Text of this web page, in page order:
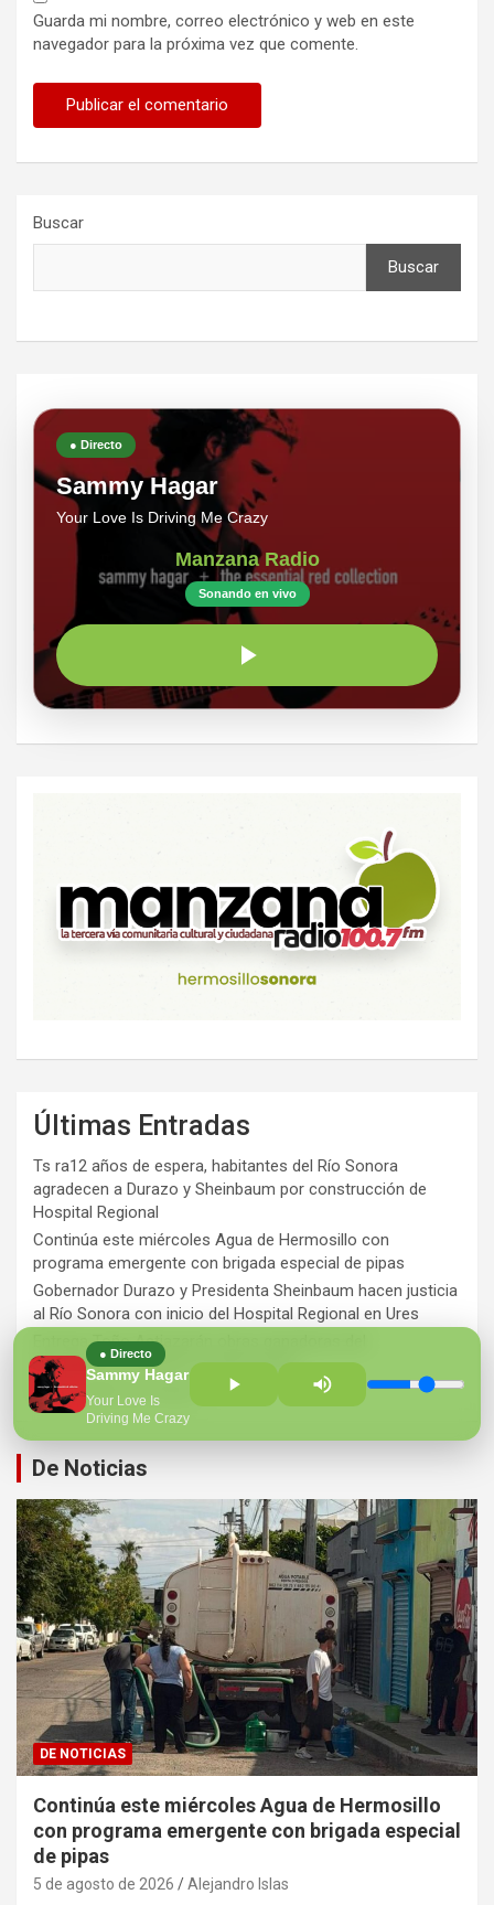
Guarda mi nombre, correo electrónico y web en este
navegador para la próxima vez que comente.
Buscar
Buscar
● Directo
Sammy Hagar
Your Love Is Driving Me Crazy
Manzana Radio
Sonando en vivo
● Directo
Sammy Hagar
Your Love Is
Driving Me Crazy
Últimas Entradas
Ts ra12 años de espera, habitantes del Río Sonora
agradecen a Durazo y Sheinbaum por construcción de
Hospital Regional
Continúa este miércoles Agua de Hermosillo con
programa emergente con brigada especial de pipas
Gobernador Durazo y Presidenta Sheinbaum hacen justicia
al Río Sonora con inicio del Hospital Regional en Ures
Entrega Toño Astiazarán obras ganadoras del
presupuesto CRECES en Montecarlo
¡Perversidad sin límites!
De Noticias
DE NOTICIAS
Continúa este miércoles Agua de Hermosillo
con programa emergente con brigada especial
de pipas
5 de agosto de 2026 Alejandro Islas